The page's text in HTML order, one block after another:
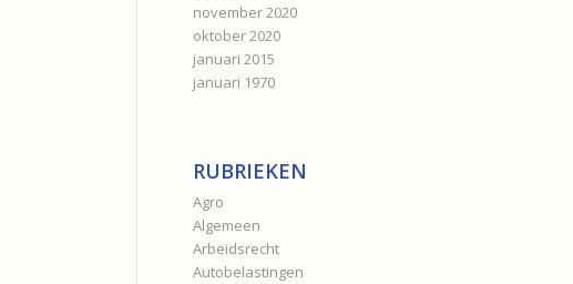
november 2020
oktober 2020
januari 2015
januari 1970
RUBRIEKEN
Agro
Algemeen
Arbeidsrecht
Autobelastingen